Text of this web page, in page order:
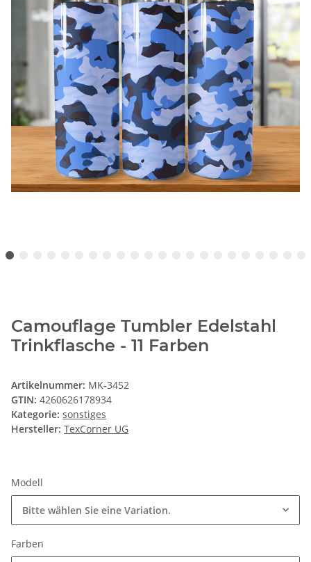
Camouflage Tumbler Edelstahl
Trinkflasche - 11 Farben
Artikelnummer: MK-3452
GTIN: 4260626178934
Kategorie: sonstiges
Hersteller: TexCorner UG
Modell
Bitte wählen Sie eine Variation.
Farben